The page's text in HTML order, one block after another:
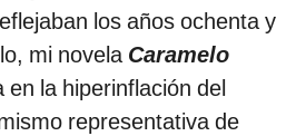
los años ochenta y
mi novela Caramelo
en la hiperinflación del
representativa de